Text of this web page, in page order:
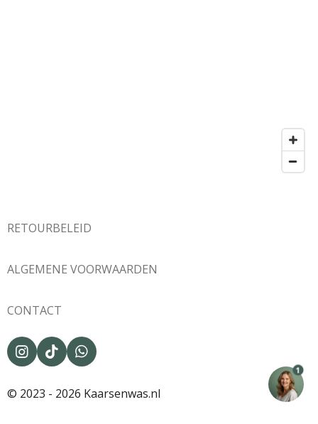
RETOURBELEID
ALGEMENE VOORWAARDEN
CONTACT
I
n
t
T
i
T
W
h
t
© 2023 - 2026 Kaarsenwas.nl
1